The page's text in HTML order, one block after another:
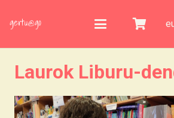
Laurok Liburu-